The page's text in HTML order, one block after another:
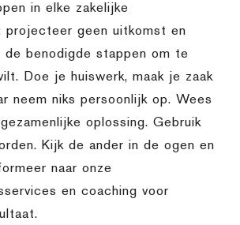
in elke zakelijke
projecteer geen uitkomst en
de benodigde stappen om te
Doe je huiswerk, maak je zaak
neem niks persoonlijk op. Wees
oplossing. Gebruik
Kijk de ander in de ogen en
naar onze
en coaching voor